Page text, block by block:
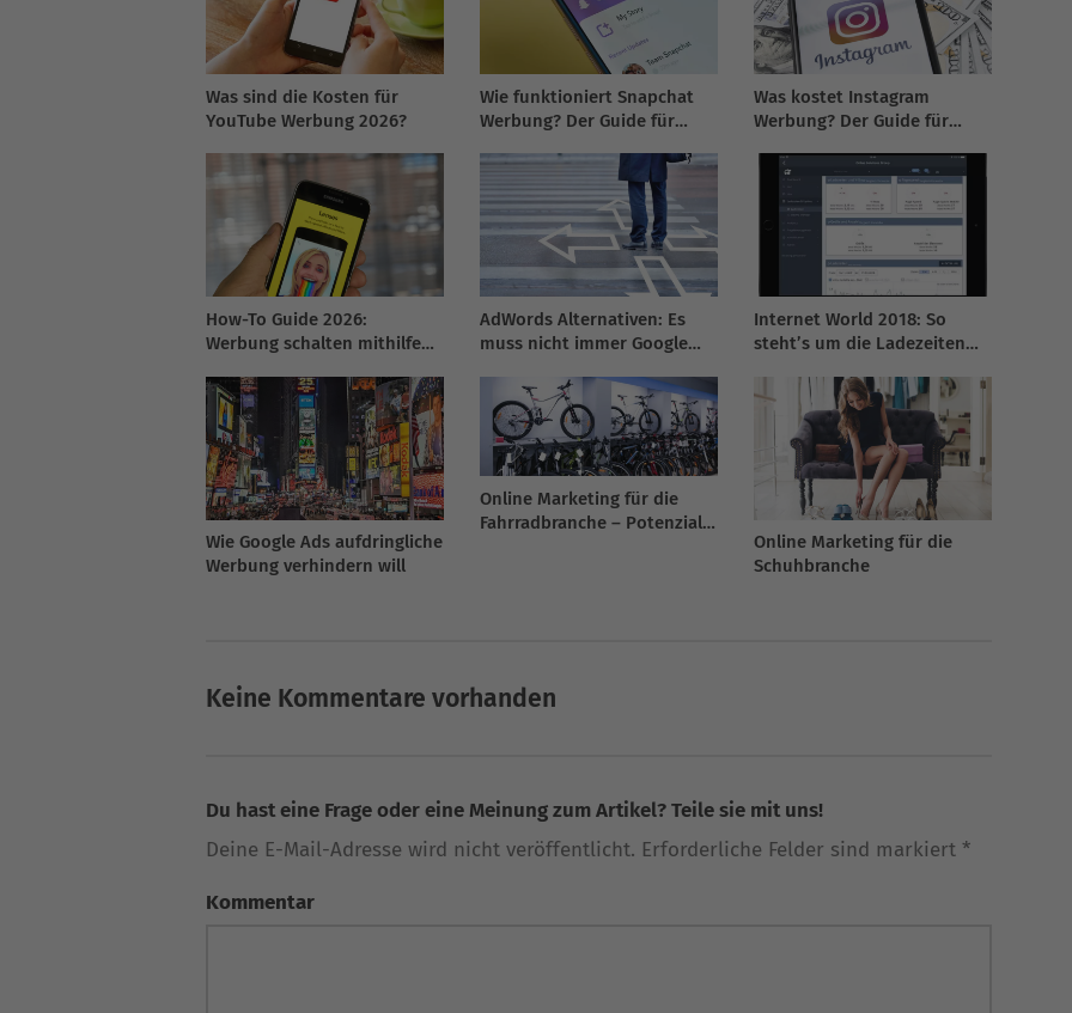
Was sind die Kosten für
YouTube Werbung 2026?
Wie funktioniert Snapchat
Werbung? Der Guide für
Was kostet Instagram
Werbung? Der Guide für
How-To Guide 2026:
Werbung schalten mithilfe
AdWords Alternativen: Es
muss nicht immer Google
Internet World 2018: So
steht’s um die Ladezeiten
Wie Google Ads aufdringliche
Werbung verhindern will
Online Marketing für die
Fahrradbranche – Potenziale
Online Marketing für die
Schuhbranche
Keine Kommentare vorhanden
Du hast eine Frage oder eine Meinung zum Artikel? Teile sie mit uns!
Deine E-Mail-Adresse wird nicht veröffentlicht. Erforderliche Felder sind markiert *
Kommentar